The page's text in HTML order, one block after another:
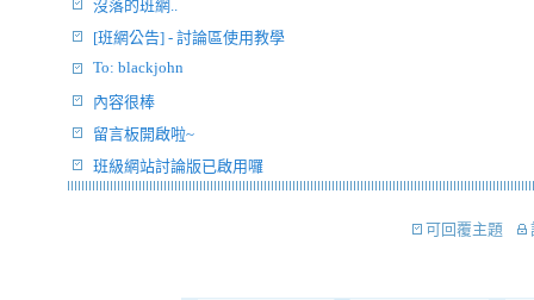
沒落的班網..
[班網公告] - 討論區使用教學
To: blackjohn
內容很棒
留言板開啟啦~
班級網站討論版已啟用囉
可回覆主題